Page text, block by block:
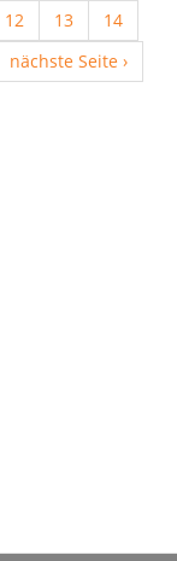
12 13
14
nächste Seite ›